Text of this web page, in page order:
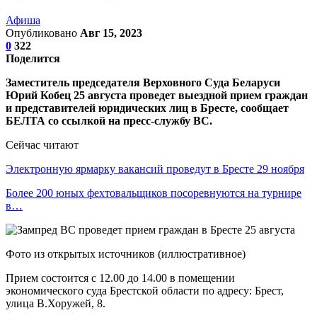
Афиша
Опубликовано Авг 15, 2023
0 322
Поделится
Заместитель председателя Верховного Суда Беларуси
Юрий Кобец 25 августа проведет выездной прием граждан
и представителей юридических лиц в Бресте, сообщает
БЕЛТА со ссылкой на пресс-службу ВС.
Сейчас читают
Электронную ярмарку вакансий проведут в Бресте 29 ноября
Более 200 юных фехтовальщиков посоревнуются на турнире
в…
Фото из открытых источников (иллюстративное)
Прием состоится с 12.00 до 14.00 в помещении
экономического суда Брестской области по адресу: Брест,
улица В.Хоружей, 8.